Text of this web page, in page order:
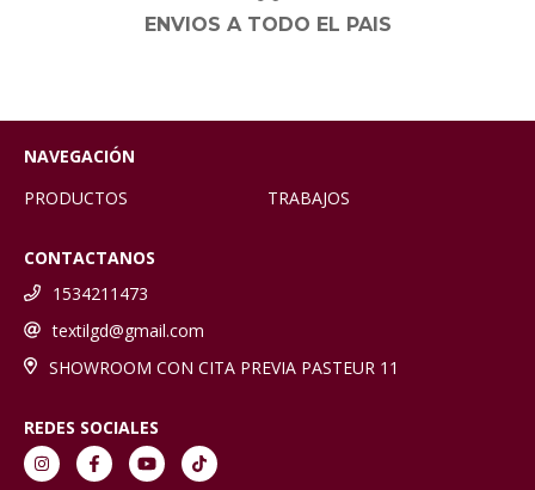
ENVIOS A TODO EL PAIS
NAVEGACIÓN
PRODUCTOS
TRABAJOS
CONTACTANOS
1534211473
textilgd@gmail.com
SHOWROOM CON CITA PREVIA PASTEUR 11
REDES SOCIALES